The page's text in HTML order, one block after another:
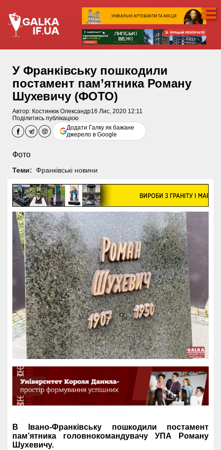
У Франківську пошкодили
постамент пам’ятника Роману
Шухевичу (ФОТО)
Автор: Костинюк Олександр16 Лис, 2020 12:11
Поділитись публікацією
Додати Галку як бажане
джерело в Google
Фото
Теми: Франківські новини
В Івано-Франківську пошкодили постамент
пам’ятника головнокомандувачу УПА Роману
Шухевичу.